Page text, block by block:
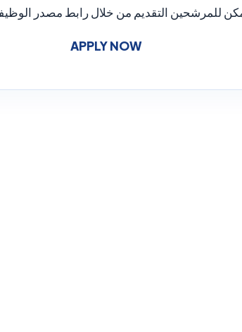
للمرشحين التقديم من خلال رابط مصدر
APPLY NOW